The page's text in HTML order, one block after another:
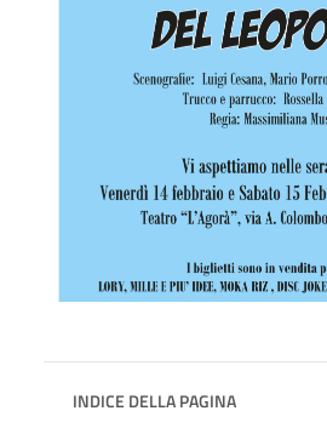
INDICE DELLA PAGINA